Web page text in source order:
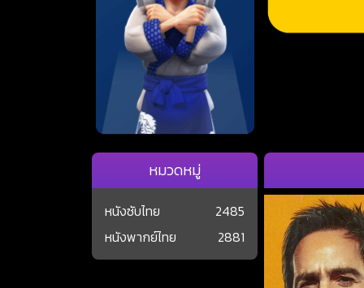
หมวดหมู่
หนังซับไทย
2485
หนังพากย์ไทย
2881